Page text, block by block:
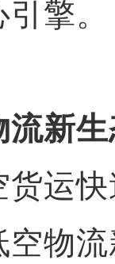
擎。
新生
运快
空物